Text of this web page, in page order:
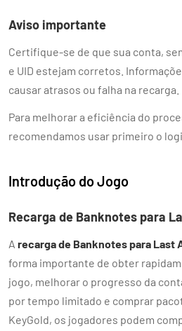
Aviso importante
Certifique-se de que sua conta,
e UID estejam corretos.
causar atrasos ou falha na recarga.
Para melhorar a eficiência do
recomendamos usar primeiro o
Introdução do Jogo
Recarga de Banknotes para
A recarga de Banknotes para Last
forma importante de obter
jogo, melhorar o progresso da
por tempo limitado e comprar
KeyGold, os jogadores podem